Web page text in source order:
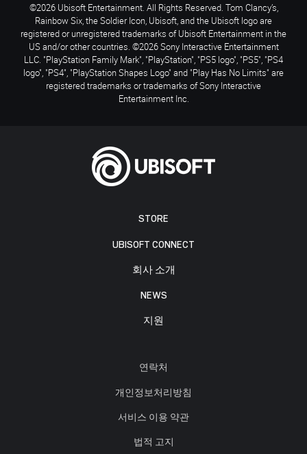
STORE
UBISOFT CONNECT
회사 소개
NEWS
지원
연락처
개인정보처리방침
서비스 이용 약관
법적 고지
©2026 Ubisoft Entertainment. All Rights Reserved. Tom Clancy’s,
Rainbow Six, the Soldier Icon, Ubisoft, and the Ubisoft logo are
registered or unregistered trademarks of Ubisoft Entertainment in the
US and/or other countries. ©2026 Sony Interactive Entertainment
LLC. "PlayStation Family Mark", "PlayStation", "PS5 logo", "PS5", "PS4
logo", "PS4", "PlayStation Shapes Logo" and "Play Has No Limits" are
registered trademarks or trademarks of Sony Interactive
Entertainment Inc.